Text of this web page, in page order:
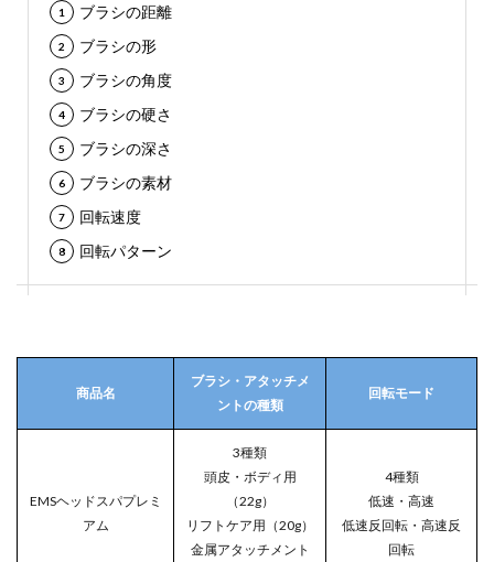
ブラシの距離
ブラシの形
ブラシの角度
ブラシの硬さ
ブラシの深さ
ブラシの素材
回転速度
回転パターン
商品名
ブラシ・アタッチメ
ントの種類
回転モード
EMSヘッドスパプレミ
アム
3種類
頭皮・ボディ用
（22g）
リフトケア用（20g）
金属アタッチメント
4種類
低速・高速
低速反回転・高速反
回転